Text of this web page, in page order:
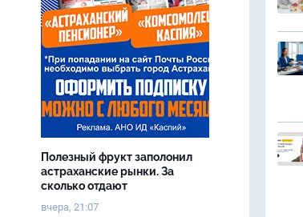
Полезный фрукт заполонил
астраханские рынки. За
сколько отдают
вчера, 21:07